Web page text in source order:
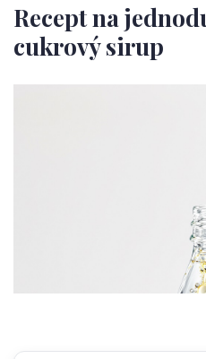
Recept na
cukrový sirup